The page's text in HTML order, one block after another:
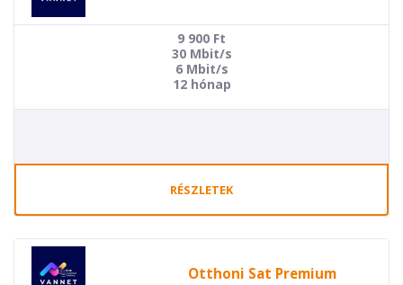
9 900 Ft
30 Mbit/s
6 Mbit/s
12 hónap
RÉSZLETEK
Otthoni Sat Premium